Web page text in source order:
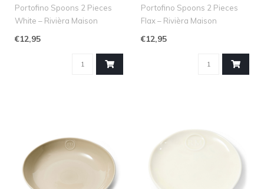
Portofino Spoons 2 Pieces
White – Rivièra Maison
€12,95
Portofino Spoons 2 Pieces
Flax – Rivièra Maison
€12,95